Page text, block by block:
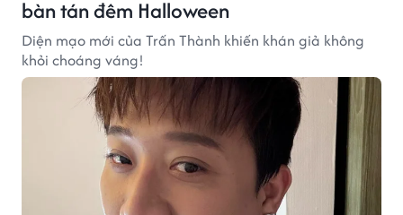
bàn tán đêm Halloween
Diện mạo mới của Trấn Thành khiến khán giả không
khỏi choáng váng!